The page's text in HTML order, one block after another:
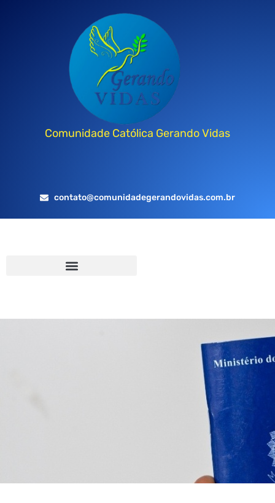
Comunidade Católica Gerando Vidas
contato@comunidadegerandovidas.com.br